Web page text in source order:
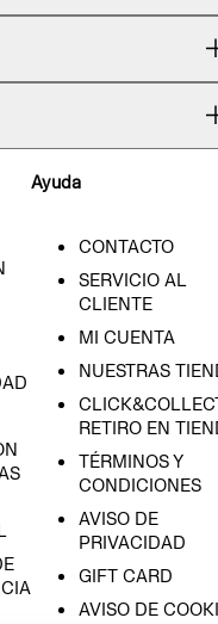
Ayuda
CONTACTO
SERVICIO AL
CLIENTE
MI CUENTA
NUESTRAS
RETIRO EN
TÉRMINOS Y
CONDICIONES
AVISO DE
PRIVACIDAD
GIFT CARD
AVISO DE